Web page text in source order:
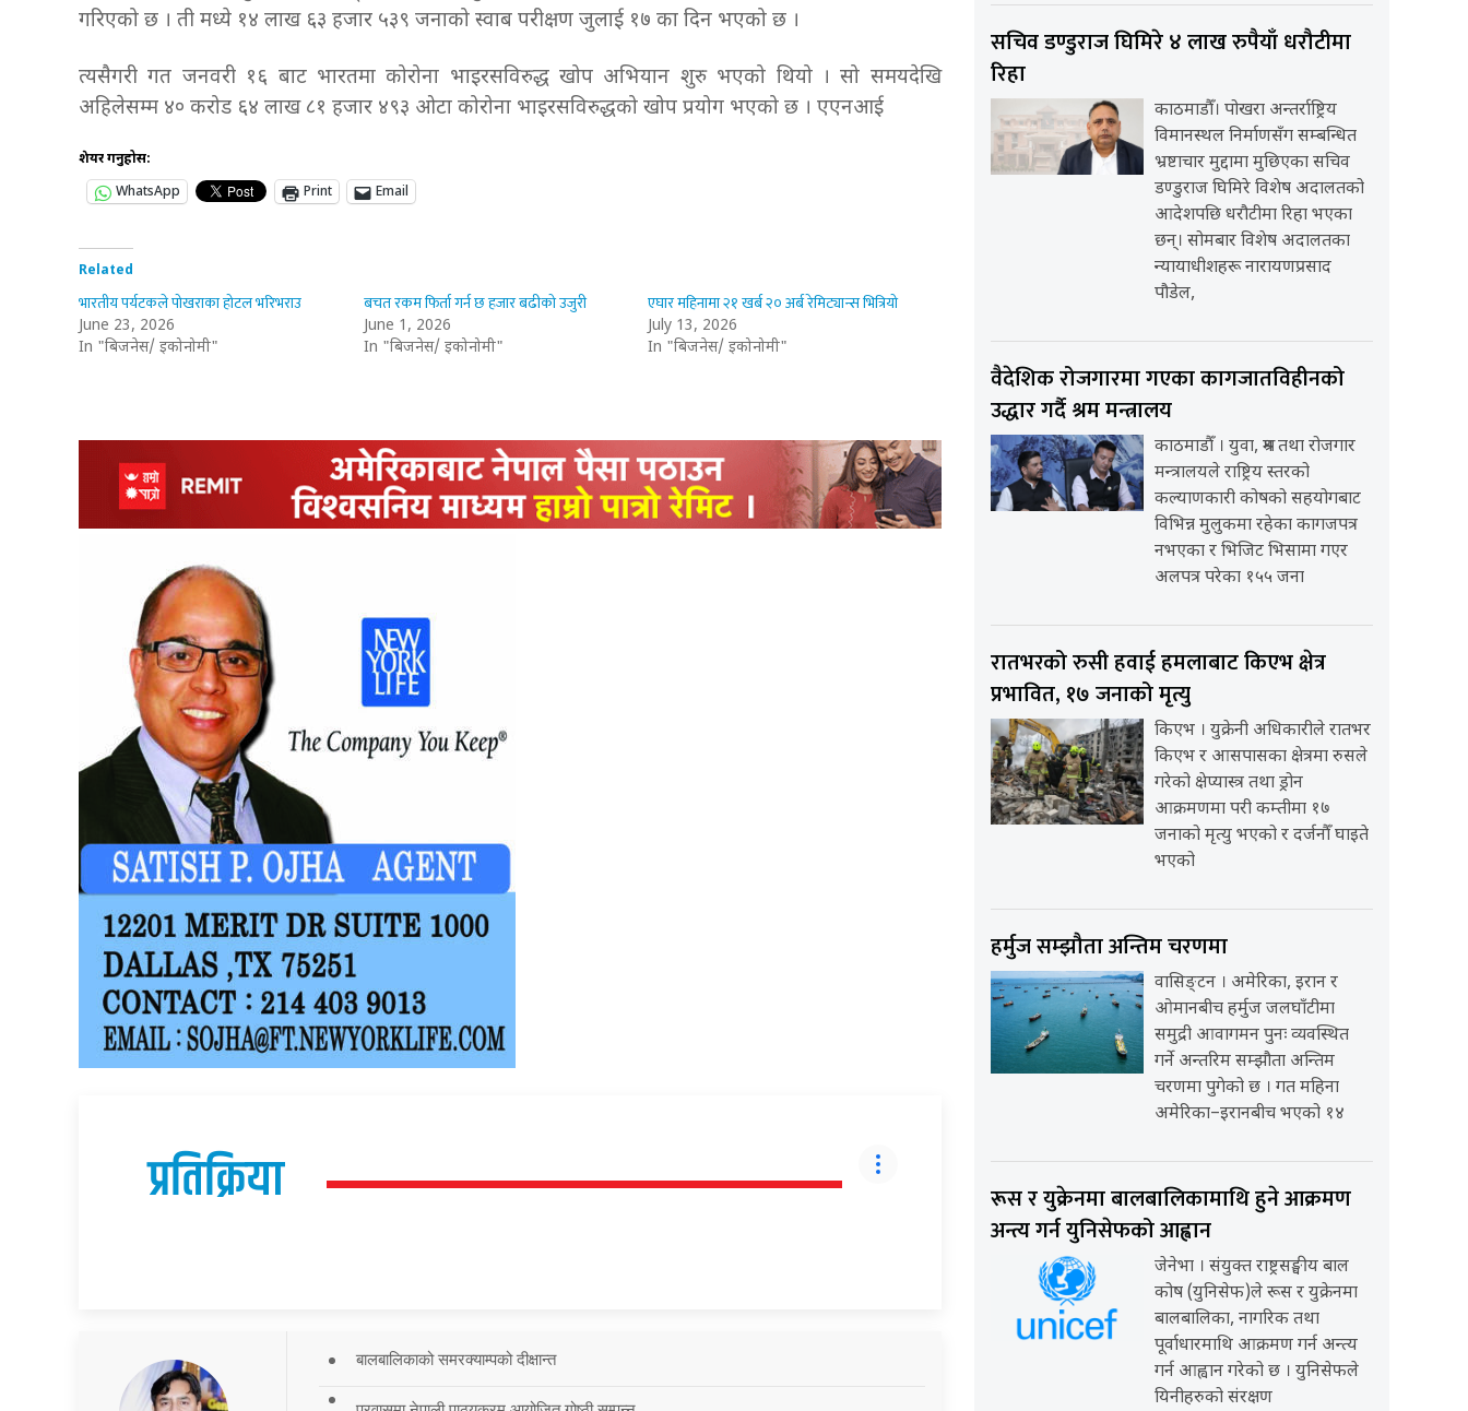
गरिएको छ । ती मध्ये १४ लाख ६३ हजार ५३९ जनाको स्वाब परीक्षण जुलाई १७ का दिन भएको छ ।
त्यसैगरी गत जनवरी १६ बाट भारतमा कोरोना भाइरसविरुद्ध खोप अभियान शुरु भएको थियो । सो समयदेखि
अहिलेसम्म ४० करोड ६४ लाख ८१ हजार ४९३ ओटा कोरोना भाइरसविरुद्धको खोप प्रयोग भएको छ । एएनआई
शेयर गर्नुहोस:
WhatsApp
Print Email
Related
भारतीय पर्यटकले पोखराका होटल भरिभराउ
June 23, 2026
In "बिजनेस/ इकोनोमी"
बचत रकम फिर्ता गर्न छ हजार बढीको उजुरी
June 1, 2026
In "बिजनेस/ इकोनोमी"
एघार महिनामा २१ खर्ब २० अर्ब रेमिट्यान्स भित्रियो
July 13, 2026
In "बिजनेस/ इकोनोमी"
प्रतिक्रिया
बालबालिकाको समरक्याम्पको दीक्षान्त
सचिव डण्डुराज घिमिरे ४ लाख रुपैयाँ धरौटीमा
रिहा
काठमाडौँ। पोखरा अन्तर्राष्ट्रिय
विमानस्थल निर्माणसँग सम्बन्धित
भ्रष्टाचार मुद्दामा मुछिएका सचिव
डण्डुराज घिमिरे विशेष अदालतको
आदेशपछि धरौटीमा रिहा भएका
छन्। सोमबार विशेष अदालतका
न्यायाधीशहरू नारायणप्रसाद
पौडेल,
वैदेशिक रोजगारमा गएका कागजातविहीनको
उद्धार गर्दै श्रम मन्त्रालय
काठमाडौँ । युवा, श्रम तथा रोजगार
मन्त्रालयले राष्ट्रिय स्तरको
कल्याणकारी कोषको सहयोगबाट
विभिन्न मुलुकमा रहेका कागजपत्र
नभएका र भिजिट भिसामा गएर
अलपत्र परेका १५५ जना
रातभरको रुसी हवाई हमलाबाट किएभ क्षेत्र
प्रभावित, १७ जनाको मृत्यु
किएभ । युक्रेनी अधिकारीले रातभर
किएभ र आसपासका क्षेत्रमा रुसले
गरेको क्षेप्यास्त्र तथा ड्रोन
आक्रमणमा परी कम्तीमा १७
जनाको मृत्यु भएको र दर्जनौँ घाइते
भएको
हर्मुज सम्झौता अन्तिम चरणमा
वासिङ्टन । अमेरिका, इरान र
ओमानबीच हर्मुज जलघाँटीमा
समुद्री आवागमन पुनः व्यवस्थित
गर्ने अन्तरिम सम्झौता अन्तिम
चरणमा पुगेको छ । गत महिना
अमेरिका–इरानबीच भएको १४
रूस र युक्रेनमा बालबालिकामाथि हुने आक्रमण
अन्त्य गर्न युनिसेफको आह्वान
जेनेभा । संयुक्त राष्ट्रसङ्घीय बाल
कोष (युनिसेफ)ले रूस र युक्रेनमा
बालबालिका, नागरिक तथा
पूर्वाधारमाथि आक्रमण गर्न अन्त्य
गर्न आह्वान गरेको छ । युनिसेफले
यिनीहरुको संरक्षण